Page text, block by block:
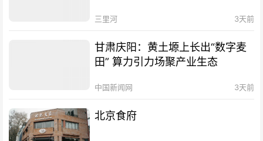
三里河 3天前
甘肃庆阳：黄土塬上长出“数字麦
田” 算力引力场聚产业生态
中国新闻网 3天前
北京食府